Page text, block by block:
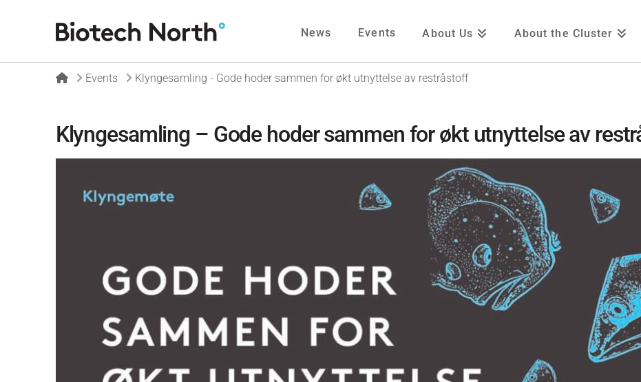
News Events About Us About the Cluster
HomeEvents Klyngesamling - Gode hoder sammen for økt utnyttelse av restråstoff
Klyngesamling – Gode hoder sammen for økt utnyttelse av